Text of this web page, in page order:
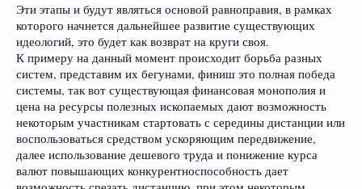
Эти этапы и будут являться основой равноправия, в рамках
которого начнется дальнейшее развитие существующих
идеологий, это будет как возврат на круги своя.
К примеру на данный момент происходит борьба разных
систем, представим их бегунами, финиш это полная победа
системы, так вот существующая финансовая монополия и
цена на ресурсы полезных ископаемых дают возможность
некоторым участникам стартовать с середины дистанции или
воспользоваться средством ускоряющим передвижение,
далее использование дешевого труда и понижение курса
валют повышающих конкурентноспособность дает